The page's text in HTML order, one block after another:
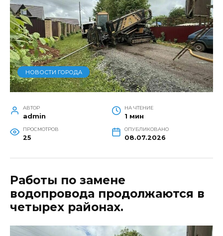
НОВОСТИ ГОРОДА
АВТОР
admin
НА ЧТЕНИЕ
1 мин
ПРОСМОТРОВ
25
ОПУБЛИКОВАНО
08.07.2026
Работы по замене
водопровода продолжаются в
четырех районах.